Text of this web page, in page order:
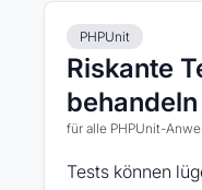
PHPUnit
Riskante
für alle PHPUnit-
Tests können